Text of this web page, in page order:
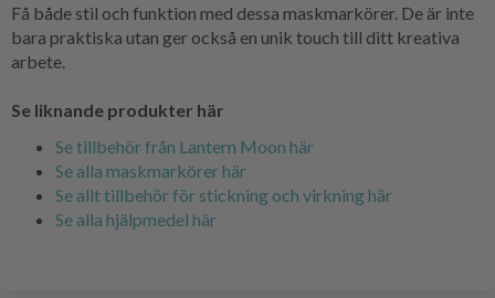
Få både stil och funktion med dessa maskmarkörer. De är inte
bara praktiska utan ger också en unik touch till ditt kreativa
arbete.
Se liknande produkter här
Se tillbehör från Lantern Moon här
Se alla maskmarkörer här
Se allt tillbehör för stickning och virkning här
Se alla hjälpmedel här